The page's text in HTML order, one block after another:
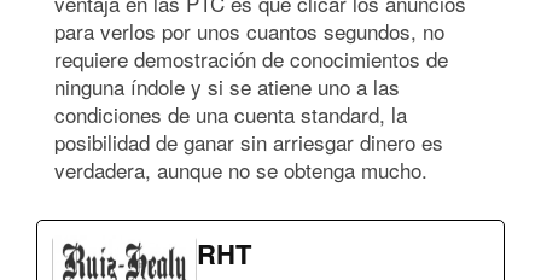
para verlos por unos cuantos segundos, no
requiere demostración de conocimientos de
ninguna índole y si se atiene uno a las
condiciones de una cuenta standard, la
posibilidad de ganar sin arriesgar dinero es
verdadera, aunque no se obtenga mucho.
RHT